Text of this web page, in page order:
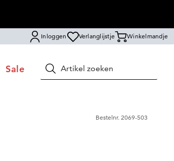
Inloggen Verlanglijstje Winkelmandje
Sale Zoeken
Bestelnr. 2069-503